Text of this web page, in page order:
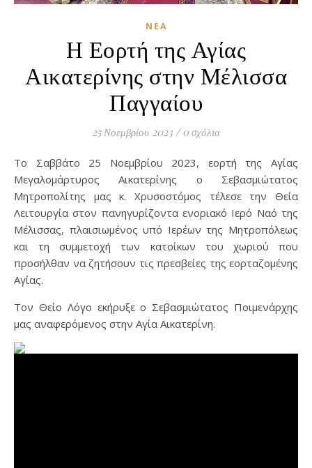
ΝΈΑ
Η Εορτή της Αγίας
Αικατερίνης στην Μέλισσα
Παγγαίου
25 Νοεμβρίου 2023 / 0 σχόλια
Το Σαββάτο 25 Νοεμβρίου 2023, εορτή της Αγίας
Μεγαλομάρτυρος Αικατερίνης ο Σεβασμιώτατος
Μητροπολίτης μας κ. Χρυσοστόμος τέλεσε την Θεία
Λειτουργία στον πανηγυρίζοντα ενοριακό Ιερό Ναό της
Μέλισσας, πλαισιωμένος υπό Ιερέων της Μητροπόλεως
και τη συμμετοχή των κατοίκων του χωριού που
προσήλθαν να ζητήσουν τις πρεσβείες της εορταζομένης
Αγίας.
Τον Θείο Λόγο εκήρυξε ο Σεβασμιώτατος Ποιμενάρχης
μας αναφερόμενος στην Αγία Αικατερίνη.